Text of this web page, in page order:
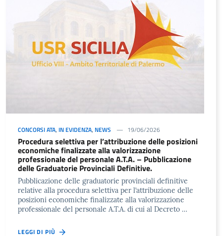
CONCORSI ATA, IN EVIDENZA, NEWS 19/06/2026
Procedura selettiva per l’attribuzione delle posizioni
economiche finalizzate alla valorizzazione
professionale del personale A.T.A. – Pubblicazione
delle Graduatorie Provinciali Definitive.
Pubblicazione delle graduatorie provinciali definitive
relative alla procedura selettiva per l’attribuzione delle
posizioni economiche finalizzate alla valorizzazione
professionale del personale A.T.A. di cui al Decreto …
LEGGI DI PIÙ